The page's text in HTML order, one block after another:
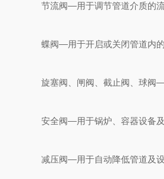
节流阀—用于调节管道介质的流
蝶阀—用于开启或关闭管道内的
旋塞阀、闸阀、截止阀、球阀—
安全阀—用于锅炉、容器设备及
减压阀—用于自动降低管道及设